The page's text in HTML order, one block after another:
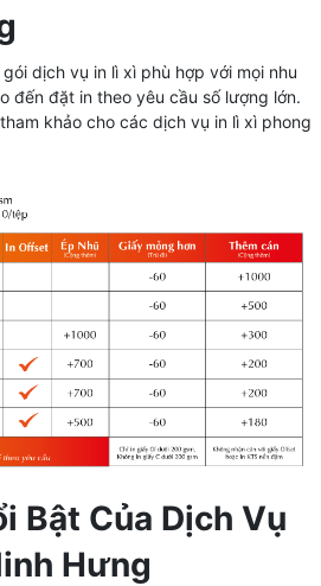
dịch vụ in lì xì phù hợp với mọi nhu
đến đặt in theo yêu cầu số lượng lớn.
khảo cho các dịch vụ in lì xì phong
Bật Của Dịch Vụ
Hưng